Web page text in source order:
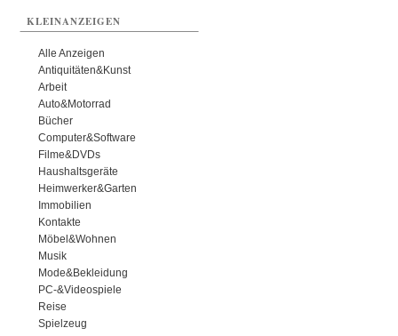
KLEINANZEIGEN
Alle Anzeigen
Antiquitäten&Kunst
Arbeit
Auto&Motorrad
Bücher
Computer&Software
Filme&DVDs
Haushaltsgeräte
Heimwerker&Garten
Immobilien
Kontakte
Möbel&Wohnen
Musik
Mode&Bekleidung
PC-&Videospiele
Reise
Spielzeug